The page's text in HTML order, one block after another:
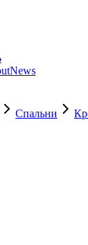
News
Спальни